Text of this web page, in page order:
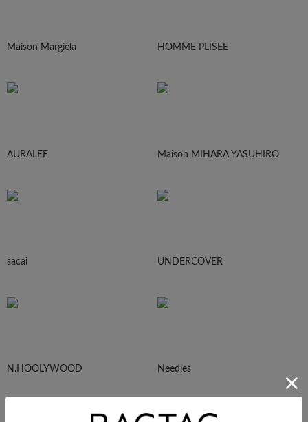
Maison Margiela HOMME PLISEE
AURALEE Maison MIHARA YASUHIRO
sacai UNDERCOVER
N.HOOLYWOOD Needles